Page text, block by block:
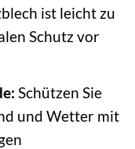
ist leicht zu
Schutz vor
Schützen Sie
und Wetter mit